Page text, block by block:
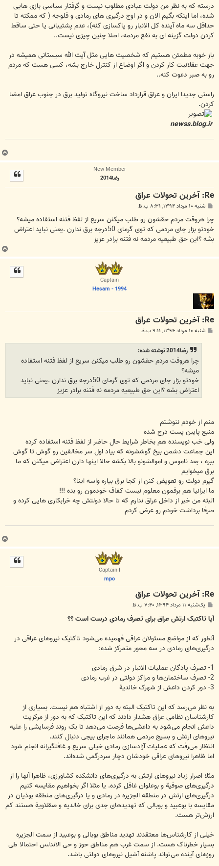
درسته که به نظر من دولت عبادی مطلوب نیست و گرفتار سیاسی بازی هایی
شده، اما اینکه بگیم الان و در اوج درگیری های رمادی و فلوجه ( که ممکنه تا
حداقل سه ماه آینده کل الانبار رو پاکسازی کنه)، عدم پشتیبانی یا حتی ساقط
کردن دولت گزینه ای به نفع مردمه، اصلا چنین چیزی نیست..
باز خوبه مطمئن هستیم که شخصیت هایی مثل آیت الله سیستانی همیشه در
جهت عقلانیت کار کردن و اگر اوضاع از کنترل خارج بشه، کسی هست که مردم
رو به صبر دعوت کنه..
راستی جدیدا ایران و عراق قرارداد ساخت نیروگاه تولید برق در جنوب عراق امضا
کردن.
newss.blog.ir
ب
ا
New Member
رضا2014
Re: آخرین تحولات عراق
پ
ت
شنبه ۱۰ مرداد ۱۳۹۴, ۸:۳۱ ب.ظ
چرا هروقت مردم حقشون رو طلب میکنن سریع از لفظ فتنه استفاده میشه؟
خودتو بزار جای مردمی که توی گرمای 50درجه برق ندارن .یعنی نباید اعتراض
بشه ؟این حق طبیعیه مردمه نه فتنه برادر عزیز
ب
ا
Captain
Hesam - 1994
Re: آخرین تحولات عراق
پ شنبه ۱۰ مرداد ۱۳۹۴, ۹:۱۱ ب.ظ
رضا2014 نوشته شده:
چرا هروقت مردم حقشون رو طلب میکنن سریع از لفظ فتنه استفاده
میشه؟
خودتو بزار جای مردمی که توی گرمای 50درجه برق ندارن .یعنی نباید
اعتراض بشه ؟این حق طبیعیه مردمه نه فتنه برادر عزیز
منم از خودم ننوشتم
منبع پایین پست درج شده
ولی خب نویسنده هم بخاطر شرایط حال حاضر از لفظ فتنه استفاده کرده
این جماعت دشمن بیخ گوششونه که بیاد اول سر مخالفین رو گوش تا گوش
ببره ، بعد ناموس و اموالشونو بالا بکشه حالا اینها دارن اعتراض میکنن که ما
برق میخوایم
گیرم دولت رو تعویض کنن از کجا برق بیاره واسه اینا؟
ما ایرانیا هم برقمون معلوم نیست کفاف خودمون رو بده !!!
البته من خبر از داخل عراق ندارم که تا حالا دولتش چه خرابکاری هایی کرده و
صرفا برداشت خودم رو عرض کردم
ب
ا
Captain I
mpo
Re: آخرین تحولات عراق
پ
ت
یک‌شنبه ۱۱ مرداد ۱۳۹۴, ۷:۴۰ ب.ظ
آیا تاکتیک ارتش عراق برای تصرف رمادی درست است ؟؟
آنطور که از مواضع مسئولان عراقی فهمیده می‌شود تاکتیک نیروهای عراقی در
درگیری‌های رمادی در سه محور متمرکز شده:
1- تصرف پادگان عملیات الانبار در شرق رمادی
2- تصرف ساختمان‌ها و مراکز دولتی در غرب رمادی
3- دور کردن داعش از شهرک خالدیة
به نظر می‌رسد که این تاکتیک البته به دور از اشتباه هم نیست. بسیاری از
کارشناسان نظامی عراق هشدار دادند که این تاکتیک که به دور از مرکزیت
داعش انجام می‌شود به داعشی‌ها فرصت می‌دهد تا یک روند فرسایشی را علیه
نیروهای ارتش و بسیج مردمی همانند ماجرای بیجی دنبال کنند.
انتظار می‌رفت که عملیات آزادسازی رمادی خیلی سریع و غافلگیرانه انجام شود
اما ظاهرا نیروهای عراقی خودشان دچار سردرگمی شده‌اند.
مثلا اصرار زیاد نیروهای ارتش به درگیری‌های دانشکده کشاورزی، ظاهرا آنها را از
درگیری‌های صوفیة و بوعلوان غافل کرده. یا مثلا اگر بخواهیم مقایسه کنیم
درگیری‌های ارتش در منطقه الجزیره در رمادی و یا درگیری‌های منطقه بوذیان در
مقایسه با بوعبید و بوبالی که تهدیدهای جدی برای خالدیه و صقلاویة‌ هستند کم
ارزش‌تر هست.
خیلی از کارشناس‌ها معتقدند تهدید مناطق بوبالی و بوعبید از سمت الجزیره
بسیار خطرناک هست. از سمت غرب هم مناطق حوز و حی الاندلس احتمالا طی
روزهای آینده می‌تواند پاشنه آشیل نیروهای دولتی باشد.